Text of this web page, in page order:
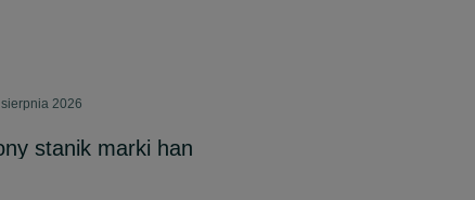
2026
stanik marki han